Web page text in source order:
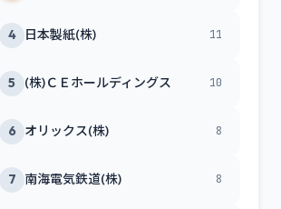
4 日本製紙(株) 11
5 (株)ＣＥホールディングス 10
6 オリックス(株) 8
7 南海電気鉄道(株) 8